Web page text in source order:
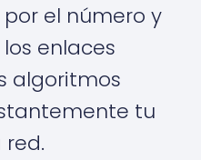
el número y
enlaces
algoritmos
tu